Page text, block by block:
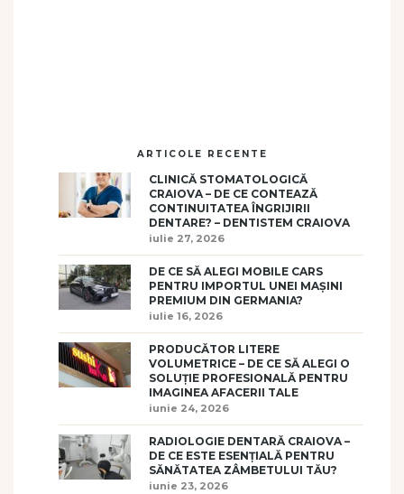
ARTICOLE RECENTE
CLINICĂ STOMATOLOGICĂ
CRAIOVA – DE CE CONTEAZĂ
CONTINUITATEA ÎNGRIJIRII
DENTARE? – DENTISTEM CRAIOVA
iulie 27, 2026
DE CE SĂ ALEGI MOBILE CARS
PENTRU IMPORTUL UNEI MAȘINI
PREMIUM DIN GERMANIA?
iulie 16, 2026
PRODUCĂTOR LITERE
VOLUMETRICE – DE CE SĂ ALEGI O
SOLUȚIE PROFESIONALĂ PENTRU
IMAGINEA AFACERII TALE
iunie 24, 2026
RADIOLOGIE DENTARĂ CRAIOVA –
DE CE ESTE ESENȚIALĂ PENTRU
SĂNĂTATEA ZÂMBETULUI TĂU?
iunie 23, 2026